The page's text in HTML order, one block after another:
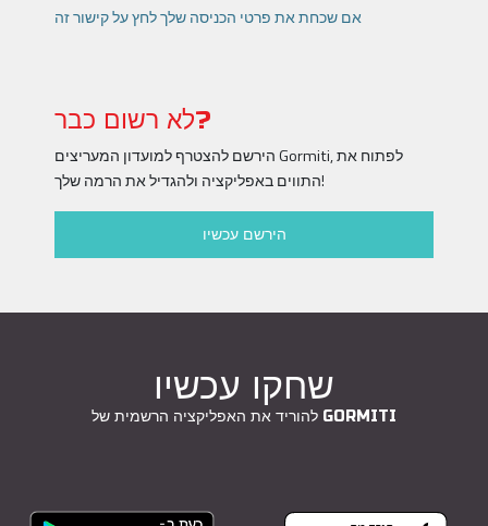
אם שכחת את פרטי הכניסה שלך לחץ על קישור זה
לא רשום כבר?
הירשם להצטרף למועדון המעריצים Gormiti, לפתוח את
התווים באפליקציה ולהגדיל את הרמה שלך!
הירשם עכשיו
שחקו עכשיו
להוריד את האפליקציה הרשמית של GORMITI